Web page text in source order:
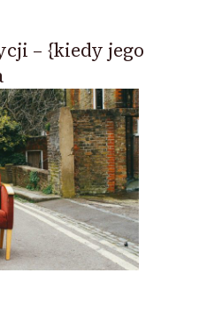
– {kiedy jego